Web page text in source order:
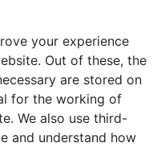
your experience
Out of these, the
are stored on
for the working of
We also use third-
and understand how